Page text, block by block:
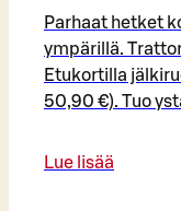
Parhaat hetket
ympärillä.
Etukortilla
50,90 €). Tuo
Lue lisää